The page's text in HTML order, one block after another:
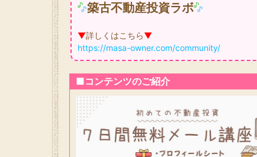
築古不動産投資ラボ
▼詳しくはこちら▼
https://masa-owner.com/community/
■コンテンツのご紹介